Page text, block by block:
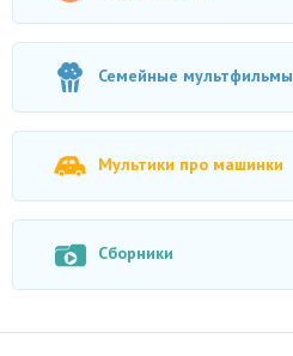
Семейные мультфильмы
Мультики про машинки
Сборники